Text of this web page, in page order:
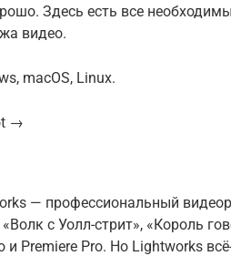
Здесь есть все
видео.
macOS, Linux.
→
— профессиональный
с Уолл-стрит», «Король
и Premiere Pro. Но Lightworks